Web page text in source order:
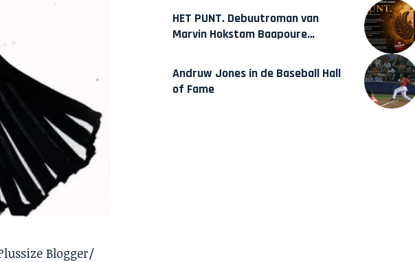
Blogger/
HET PUNT. Debuutroman van
Marvin Hokstam Baapoure
Andruw Jones in de Baseball Hall
of Fame